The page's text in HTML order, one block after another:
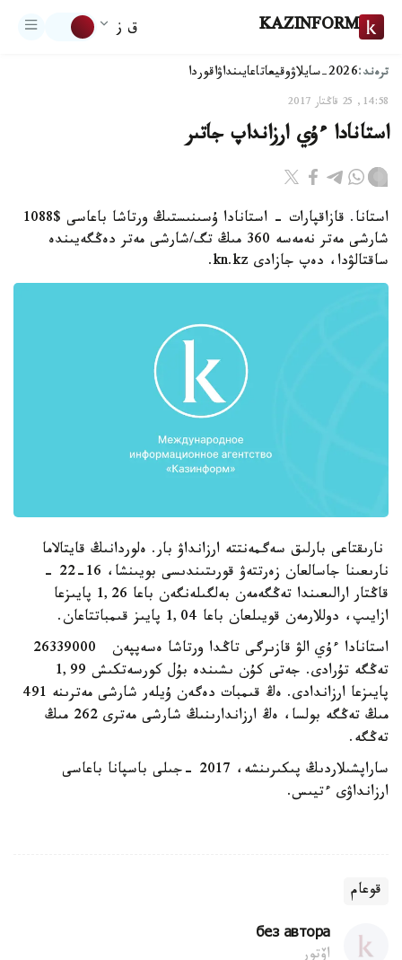
KAZINFORM ق ز
ترەند:2026-سايلاۋ وقيعاتاعايىنداۋاقوردا
14:58, 25 قاڭتار 2017
استانادا ءۇي ارزانداپ جاتىر
استانا. قازاقپارات - استانادا ۇسىنىستىڭ ورتاشا باعاسى $1088
شارشى مەتر نەمەسە 360 مىڭ تگ/شارشى مەتر دەڭگەيىندە
ساقتالۋدا، دەپ جازادى kn.kz.
نارىقتاعى بارلىق سەگمەنتتە ارزانداۋ بار. ەلوردانىڭ قايتالاما
نارىعىنا جاسالعان زەرتتەۋ قورىتىندىسى بويىنشا، 16-22 -
قاڭتار ارالىعىندا تەڭگەمەن بەلگىلەنگەن باعا 1,26 پايىزعا
ازايىپ، دوللارمەن قويىلعان باعا 1,04 پايىز قىمباتتاعان.
استانادا ءۇي الۋ قازىرگى تاڭدا ورتاشا ەسەپپەن 26339000
تەڭگە تۇرادى. جەتى كۇن ىشىندە بۇل كورسەتكىش 1,99
پايىزعا ارزاندادى. ەڭ قىمبات دەگەن ۇيلەر شارشى مەترىنە 491
مىڭ تەڭگە بولسا، ەڭ ارزاندارىنىڭ شارشى مەترى 262 مىڭ
تەڭگە.
ساراپشىلاردىڭ پىكىرىنشە، 2017 -جىلى باسپانا باعاسى
ارزانداۋى ءتيىس.
قوعام
без автора